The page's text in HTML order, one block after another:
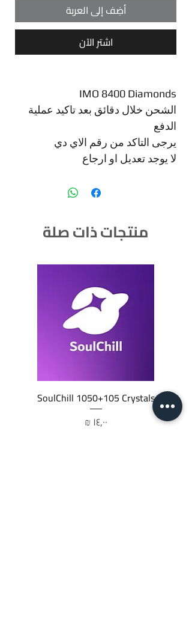
أضِف إلى العربة
اشترِ الآن
IMO 8400 Diamonds
الشحن خلال دقائق بعد تاكيد عملية
الدفع
يرجى التاكد من رقم الاي دي
لا يوجد تعديل او ارجاع
منتجات ذات صلة
SoulChill 1050+105 Crystals
السعر